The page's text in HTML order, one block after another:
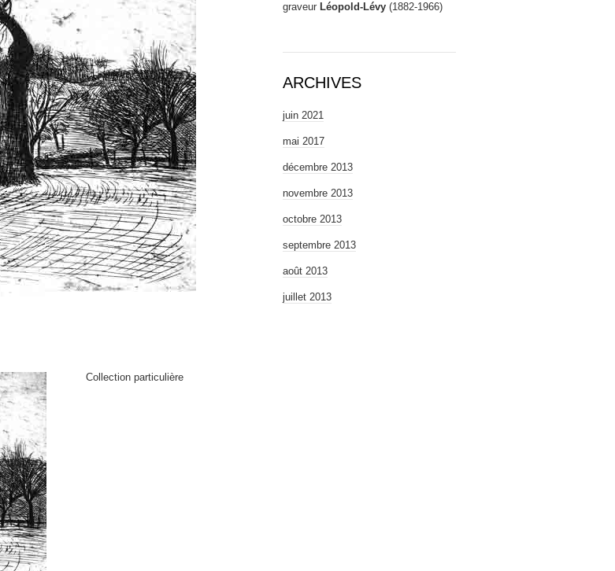
Collection particulière
graveur Léopold-Lévy (1882-1966)
ARCHIVES
juin 2021
mai 2017
décembre 2013
novembre 2013
octobre 2013
septembre 2013
août 2013
juillet 2013